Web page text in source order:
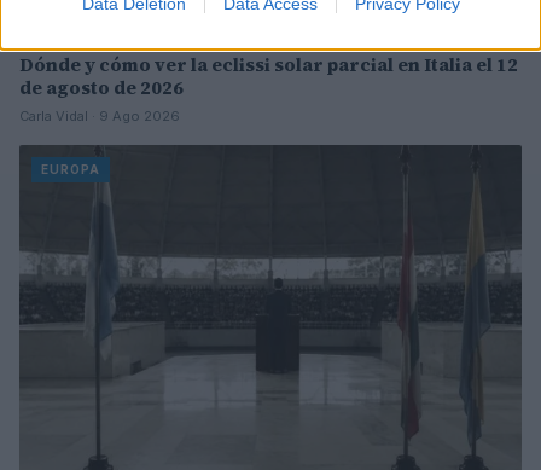
Dónde y cómo ver la eclissi solar parcial en Italia el 12
de agosto de 2026
Carla Vidal · 9 Ago 2026
EUROPA